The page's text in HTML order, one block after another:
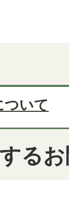
ついて
る